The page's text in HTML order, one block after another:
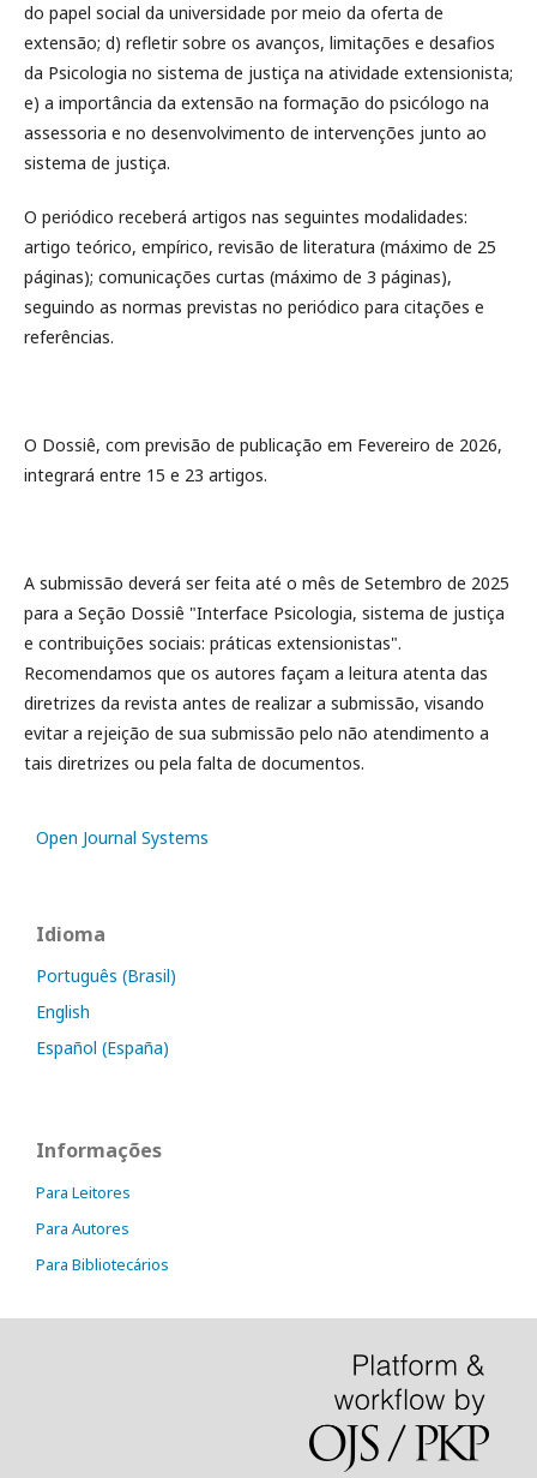
do papel social da universidade por meio da oferta de
extensão; d) refletir sobre os avanços, limitações e desafios
da Psicologia no sistema de justiça na atividade extensionista;
e) a importância da extensão na formação do psicólogo na
assessoria e no desenvolvimento de intervenções junto ao
sistema de justiça.
O periódico receberá artigos nas seguintes modalidades:
artigo teórico, empírico, revisão de literatura (máximo de 25
páginas); comunicações curtas (máximo de 3 páginas),
seguindo as normas previstas no periódico para citações e
referências.
O Dossiê, com previsão de publicação em Fevereiro de 2026,
integrará entre 15 e 23 artigos.
A submissão deverá ser feita até o mês de Setembro de 2025
para a Seção Dossiê "Interface Psicologia, sistema de justiça
e contribuições sociais: práticas extensionistas".
Recomendamos que os autores façam a leitura atenta das
diretrizes da revista antes de realizar a submissão, visando
evitar a rejeição de sua submissão pelo não atendimento a
tais diretrizes ou pela falta de documentos.
Open Journal Systems
Idioma
Português (Brasil)
English
Español (España)
Informações
Para Leitores
Para Autores
Para Bibliotecários